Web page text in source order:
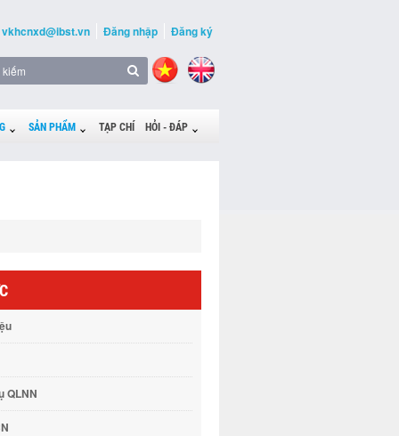
vkhcnxd@ibst.vn Đăng nhập Đăng ký
SẢN PHẨM TẠP CHÍ HỎI - ĐÁP
QLNN